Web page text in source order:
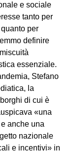
e sociale
tanto per
per
definire
essenziale.
Stefano
la
di cui è
«una
anche una
nazionale
e incentivi» in